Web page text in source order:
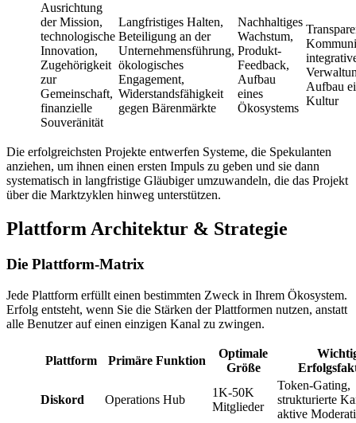
Ausrichtung
der Mission,
technologische
Innovation,
Zugehörigkeit
zur
Gemeinschaft,
finanzielle
Souveränität
Langfristiges Halten,
Beteiligung an der
Unternehmensführung,
ökologisches
Engagement,
Widerstandsfähigkeit
gegen Bärenmärkte
Nachhaltiges
Wachstum,
Produkt-
Feedback,
Aufbau
eines
Ökosystems
Aufbau
Kultur
Die erfolgreichsten Projekte entwerfen Systeme, die Spekulanten
anziehen, um ihnen einen ersten Impuls zu geben und sie dann
systematisch in langfristige Gläubiger umzuwandeln, die das Projekt
über die Marktzyklen hinweg unterstützen.
Plattform Architektur & Strategie
Die Plattform-Matrix
Jede Plattform erfüllt einen bestimmten Zweck in Ihrem Ökosystem.
Erfolg entsteht, wenn Sie die Stärken der Plattformen nutzen, anstatt
alle Benutzer auf einen einzigen Kanal zu zwingen.
Plattform Primäre Funktion
Optimale
Größe
Diskord Operations Hub
1K-50K
Mitglieder
Token-Gating,
strukturierte
aktive